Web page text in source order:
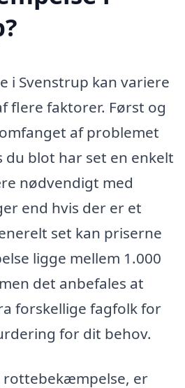
i Svenstrup kan variere
flere faktorer. Først og
af problemet
du blot har set en enkelt
nødvendigt med
end hvis der er et
set kan priserne
ligge mellem 1.000
det anbefales at
forskellige fagfolk for
for dit behov.
rottebekæmpelse, er